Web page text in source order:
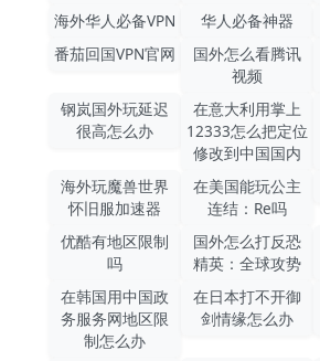
海外华人必备VPN
华人必备神器
番茄回国VPN官网
国外怎么看腾讯
视频
钢岚国外玩延迟
很高怎么办
在意大利用掌上
12333怎么把定位
修改到中国国内
海外玩魔兽世界
怀旧服加速器
在美国能玩公主
连结：Re吗
优酷有地区限制
吗
国外怎么打反恐
精英：全球攻势
在韩国用中国政
务服务网地区限
制怎么办
在日本打不开御
剑情缘怎么办